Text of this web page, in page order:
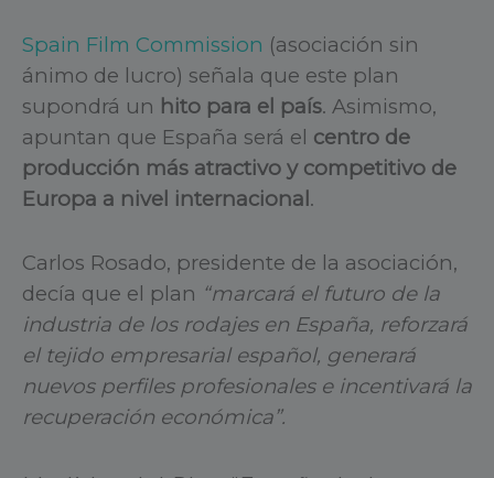
Spain Film Commission (asociación sin
ánimo de lucro) señala que este plan
supondrá un hito para el país. Asimismo,
apuntan que España será el centro de
producción más atractivo y competitivo de
Europa a nivel internacional .
Carlos Rosado, presidente de la asociación,
decía que el plan “marcará el futuro de la
industria de los rodajes en España, reforzará
el tejido empresarial español, generará
nuevos perfiles profesionales e incentivará la
recuperación económica”.